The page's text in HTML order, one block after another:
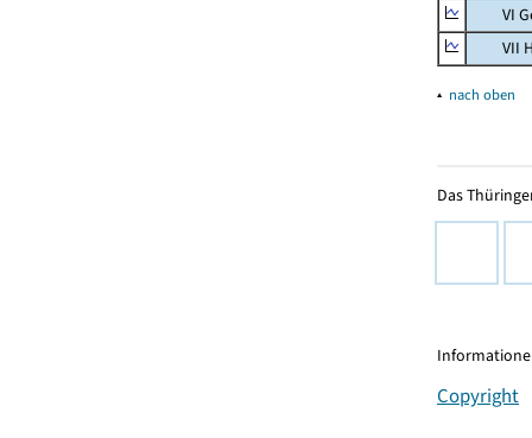
VI
VII
▴ nach oben
Das
Copyright